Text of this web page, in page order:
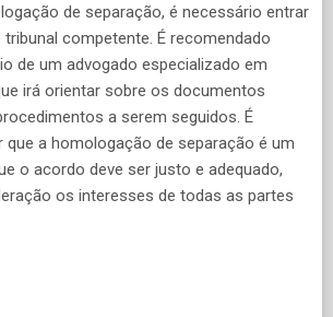
de separação, é necessário entrar
competente. É recomendado
de um advogado especializado em
irá orientar sobre os documentos
a serem seguidos. É
que a homologação de separação é um
o acordo deve ser justo e adequado,
os interesses de todas as partes